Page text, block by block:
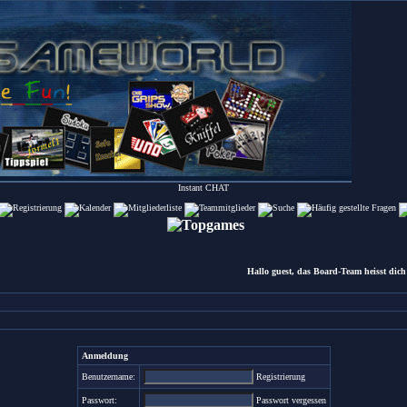
Instant CHAT
Hallo guest, das Board-Team heisst dich
Anmeldung
Benutzername: Registrierung
Passwort: Passwort vergessen